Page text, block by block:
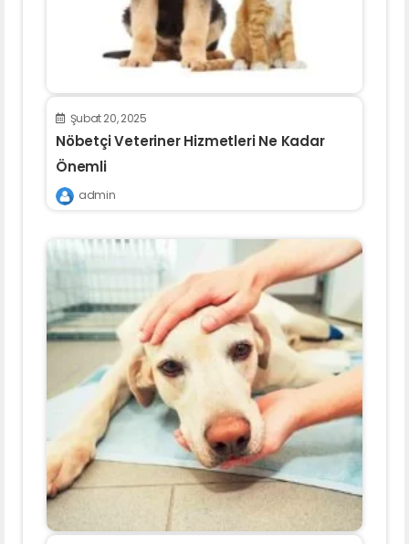
Şubat 20, 2025
Nöbetçi Veteriner Hizmetleri Ne Kadar
Önemli
admin